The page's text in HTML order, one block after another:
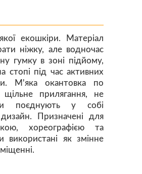
екошкіри. Матеріал
ніжку, але водночас
гумку в зоні підйому,
стопі під час активних
М'яка окантовка по
прилягання, не
поєднують у собі
Призначені для
хореографією та
як змінне